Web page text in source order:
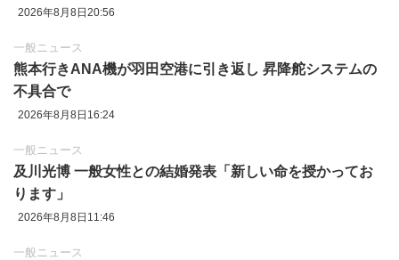
2026年8月8日20:56
一般ニュース
熊本行きANA機が羽田空港に引き返し 昇降舵システムの
不具合で
2026年8月8日16:24
一般ニュース
及川光博 一般女性との結婚発表「新しい命を授かってお
ります」
2026年8月8日11:46
一般ニュース